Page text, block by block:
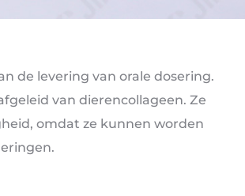
de levering van orale dosering.
van dierencollageen. Ze
omdat ze kunnen worden